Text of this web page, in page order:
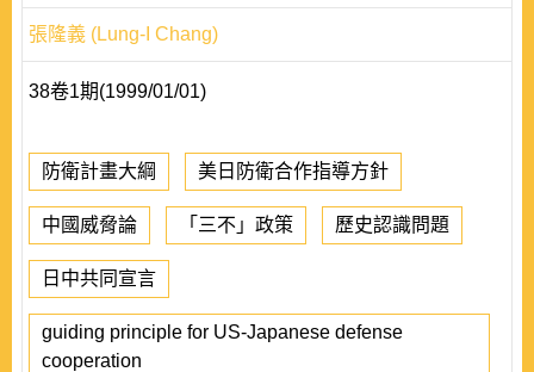
張隆義 (Lung-I Chang)
38卷1期(1999/01/01)
防衛計畫大綱 美日防衛合作指導方針
中國威脅論 「三不」政策 歷史認識問題
日中共同宣言
guiding principle for US-Japanese defense
cooperation